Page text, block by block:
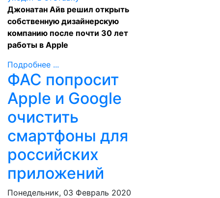
Джонатан Айв решил открыть
собственную дизайнерскую
компанию после почти 30 лет
работы в Apple
Подробнее ...
ФАС попросит
Apple и Google
очистить
смартфоны для
российских
приложений
Понедельник, 03 Февраль 2020